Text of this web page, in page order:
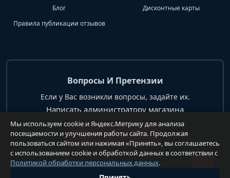
Блог
Дисконтные карты
Правила публикации отзывов
Вопросы И Претензии
Если у Вас возникли вопросы, задайте их.
Написать администратору магазина
+7 904 62 99 428
Мы используем cookie и Яндекс.Метрику для анализа
посещаемости и улучшения работы сайта. Продолжая
пользоваться сайтом или нажимая «Принять», вы соглашаетесь
с использованием cookie и обработкой данных в соответствии с
Политикой обработки персональных данных.